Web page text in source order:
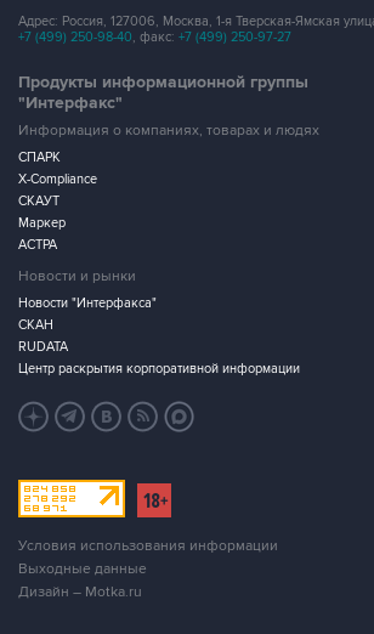
Адрес: Россия, 127006, Москва, 1-я Тверская-Ямская
+7 (499) 250-98-40, факс: +7 (499) 250-97-27
Продукты информационной группы
"Интерфакс"
Информация о компаниях, товарах и людях
СПАРК
X-Compliance
СКАУТ
Маркер
АСТРА
Новости и рынки
Новости "Интерфакса"
СКАН
RUDATA
Центр раскрытия корпоративной информации
Условия использования информации
Выходные данные
Дизайн – Motka.ru